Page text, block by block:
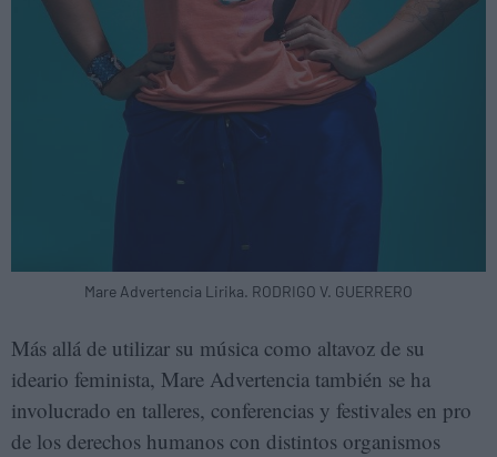
Mare Advertencia Lirika. RODRIGO V. GUERRERO
Más allá de utilizar su música como altavoz de su
ideario feminista, Mare Advertencia también se ha
involucrado en talleres, conferencias y festivales en pro
de los derechos humanos con distintos organismos